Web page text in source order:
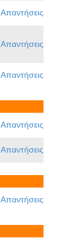
Απαντήσεις
Απαντήσεις
Απαντήσεις
Απαντήσεις
Απαντήσεις
Απαντήσεις